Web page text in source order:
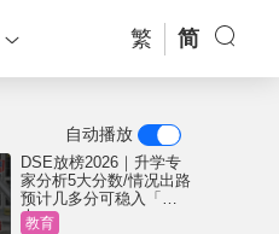
繁 简
自动播放
DSE放榜2026｜升学专
家分析5大分数/情况出路
预计几多分可稳入「八
大」？
教育